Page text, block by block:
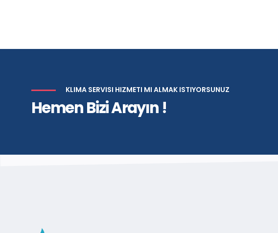
KLIMA SERVISI HIZMETI MI ALMAK ISTIYORSUNUZ
Hemen Bizi Arayın !